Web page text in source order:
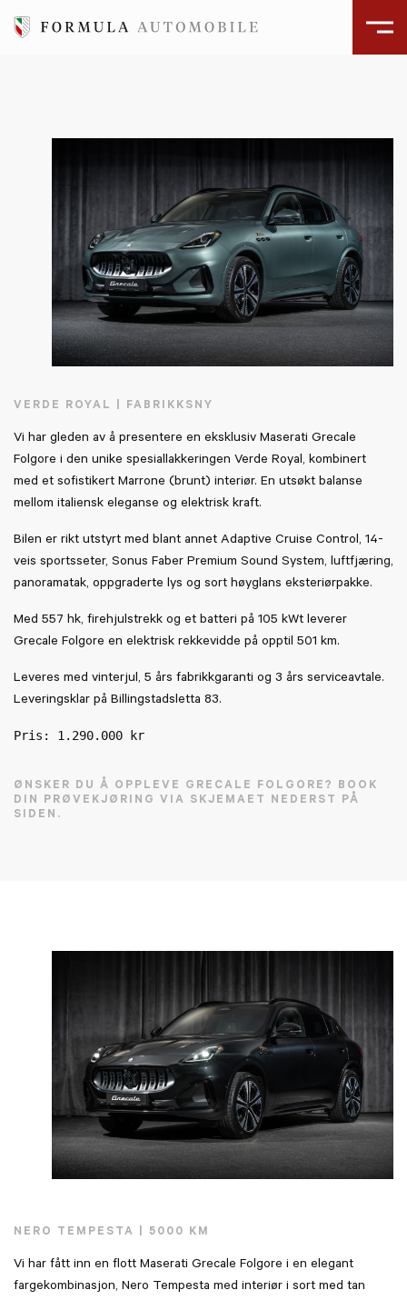
VERDE ROYAL | FABRIKKSNY
Vi har gleden av å presentere en eksklusiv Maserati Grecale
Folgore i den unike spesiallakkeringen Verde Royal, kombinert
med et sofistikert Marrone (brunt) interiør. En utsøkt balanse
mellom italiensk eleganse og elektrisk kraft.
Bilen er rikt utstyrt med blant annet Adaptive Cruise Control, 14-
veis sportsseter, Sonus Faber Premium Sound System, luftfjæring,
panoramatak, oppgraderte lys og sort høyglans eksteriørpakke.
Med 557 hk, firehjulstrekk og et batteri på 105 kWt leverer
Grecale Folgore en elektrisk rekkevidde på opptil 501 km.
Leveres med vinterjul, 5 års fabrikkgaranti og 3 års serviceavtale.
Leveringsklar på Billingstadsletta 83.
Pris: 1.290.000 kr
ØNSKER DU Å OPPLEVE GRECALE FOLGORE? BOOK
DIN PRØVEKJØRING VIA SKJEMAET NEDERST PÅ
SIDEN.
NERO TEMPESTA | 5000 KM
Vi har fått inn en flott Maserati Grecale Folgore i en elegant
fargekombinasjon, Nero Tempesta med interiør i sort med tan